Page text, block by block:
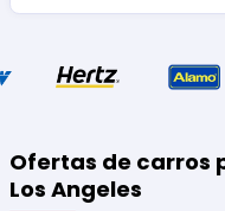
Ofertas de carros
Los Angeles